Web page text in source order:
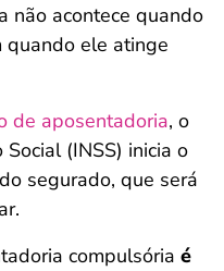
não acontece quando
quando ele atinge
de aposentadoria, o
(INSS) inicia o
segurado, que será
compulsória é